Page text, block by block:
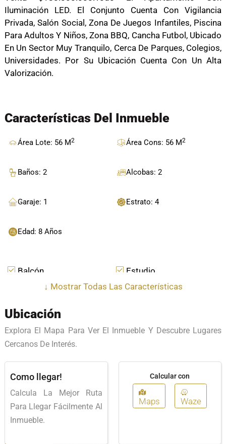
Iluminación LED. El Conjunto Cuenta Con Vigilancia
Privada, Salón Social, Zona De Juegos Infantiles, Piscina
Para Adultos Y Niños, Zona BBQ, Cancha Futbol, Ubicado
En Un Sector Muy Tranquilo, Cerca De Parques, Colegios,
Universidades. Por Su Ubicación Cuenta Con Un Alta
Valorización.
Características Del Inmueble
Área Lote: 56 M2 Área Cons: 56 M2
Baños: 2 Alcobas: 2
Garaje: 1 Estrato: 4
Edad: 8 Años
Balcón Estudio
Piso En Cerámica Salón De Juegos
Closet Sala-Comedor
Parqueadero Visitantes
↓ Mostrar Todas Las Características
Ubicación
Explora El Mapa Para Ver El Inmueble Y Descubre Lugares
Cercanos De Interés.
Como llegar!
Calcula La Mejor Ruta
Para Llegar Fácilmente Al
Inmueble.
Calcular con
Maps Waze